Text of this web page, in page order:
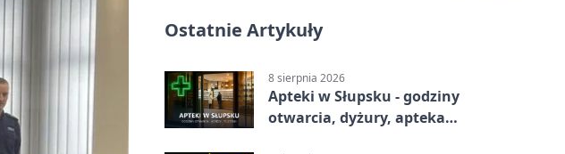
Ostatnie Artykuły
8 sierpnia 2026
Apteki w Słupsku - godziny
otwarcia, dyżury, apteka